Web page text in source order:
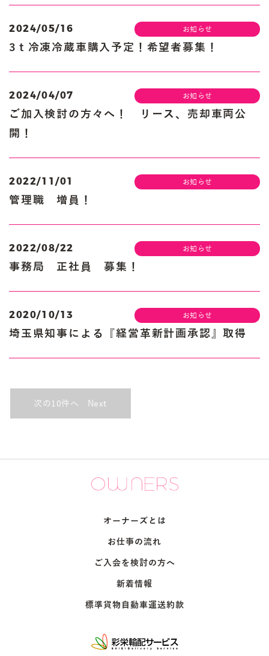
2024/05/16 お知らせ
3ｔ冷凍冷蔵車購入予定！希望者募集！
2024/04/07 お知らせ
ご加入検討の方々へ！ リース、売却車両公
開！
2022/11/01 お知らせ
管理職 増員！
2022/08/22 お知らせ
事務局 正社員 募集！
2020/10/13 お知らせ
埼玉県知事による『経営革新計画承認』取得
Next
オーナーズとは
お仕事の流れ
ご入会を検討の方へ
新着情報
標準貨物自動車運送約款